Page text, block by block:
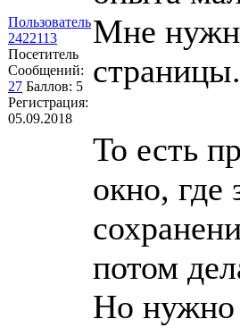
Пользователь
2422113
Посетитель
Сообщений:
27 Баллов: 5
Регистрация:
05.09.2018
Мне
страницы.
То есть
окно, где
потом
Но нужно